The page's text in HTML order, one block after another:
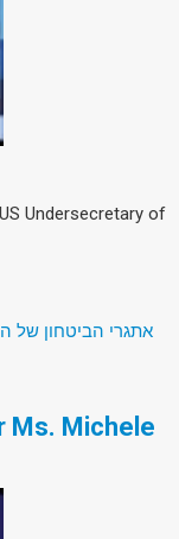
Undersecretary of
Ms. Michele